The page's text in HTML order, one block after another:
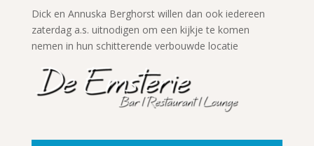
Dick en Annuska Berghorst willen dan ook iedereen
zaterdag a.s. uitnodigen om een kijkje te komen
nemen in hun schitterende verbouwde locatie